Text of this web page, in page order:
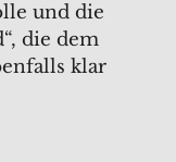
und die
die dem
klar